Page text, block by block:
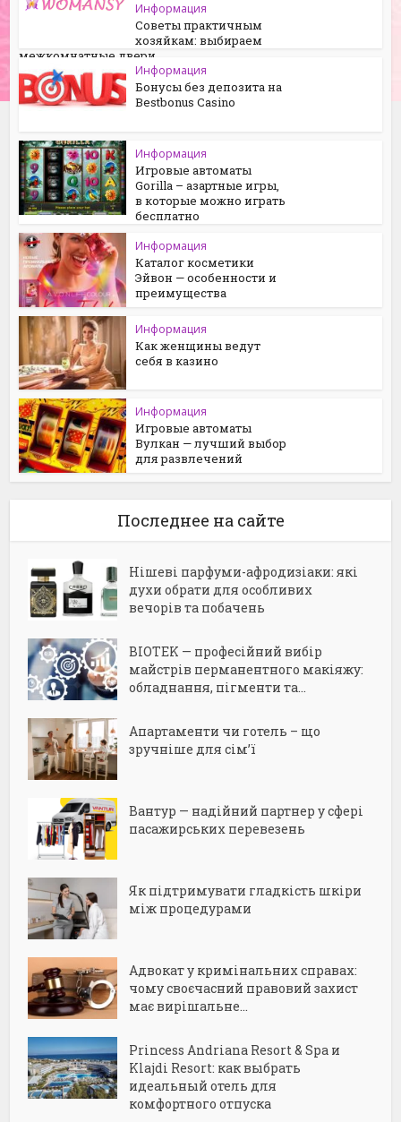
Информация
Советы практичным
хозяйкам: выбираем
межкомнатные двери
Информация
Бонусы без депозита на
Bestbonus Casino
Информация
Игровые автоматы
Gorilla – азартные игры,
в которые можно играть
бесплатно
Информация
Каталог косметики
Эйвон — особенности и
преимущества
Информация
Как женщины ведут
себя в казино
Информация
Игровые автоматы
Вулкан — лучший выбор
для развлечений
Последнее на сайте
Нішеві парфуми-афродизіаки: які
духи обрати для особливих
вечорів та побачень
BIOTEK — професійний вибір
майстрів перманентного макіяжу:
обладнання, пігменти та...
Апартаменти чи готель – що
зручніше для сім’ї
Вантур — надійний партнер у сфері
пасажирських перевезень
Як підтримувати гладкість шкіри
між процедурами
Адвокат у кримінальних справах:
чому своєчасний правовий захист
має вирішальне...
Princess Andriana Resort & Spa и
Klajdi Resort: как выбрать
идеальный отель для
комфортного отпуска